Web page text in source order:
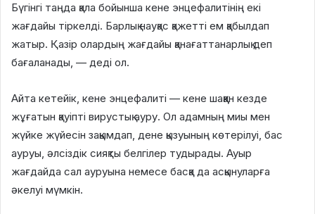
Бүгінгі таңда қала бойынша кене энцефалитінің екі
жағдайы тіркелді. Барлық науқас қажетті ем қабылдап
жатыр. Қазір олардың жағдайы қанағаттанарлық деп
бағаланады, — деді ол.
Айта кетейік, кене энцефалиті — кене шаққан кезде
жұғатын қауіпті вирустық ауру. Ол адамның миы мен
жүйке жүйесін зақымдап, дене қызуының көтерілуі, бас
ауруы, әлсіздік сияқты белгілер тудырады. Ауыр
жағдайда сал ауруына немесе басқа да асқынуларға
әкелуі мүмкін.